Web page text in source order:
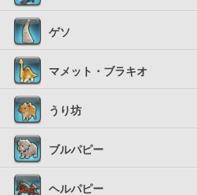
ゲソ
マメット・ブラキオ
うり坊
ブルパピー
ヘルパピー